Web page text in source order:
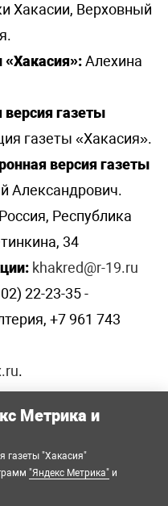
Хакасии, Верховный
«Хакасия»:Алехина
версия газеты
газеты «Хакасия».
версия газеты
Александрович.
Республика
34
khakred@r-19.ru
22-23-35 -
+7 961 743
.
Метрика и
газеты "Хакасия"
"Яндекс Метрика" и